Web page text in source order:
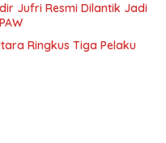
Jufri Resmi Dilantik Jadi
Ringkus Tiga Pelaku